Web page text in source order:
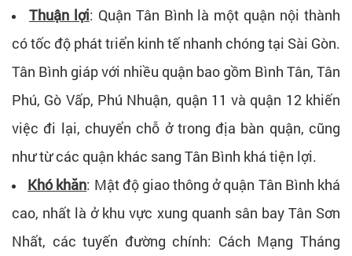
Thuận lợi: Quận Tân Bình là một quận nội thành
có tốc độ phát triển kinh tế nhanh chóng tại Sài Gòn.
Tân Bình giáp với nhiều quận bao gồm Bình Tân, Tân
Phú, Gò Vấp, Phú Nhuận, quận 11 và quận 12 khiến
việc đi lại, chuyển chỗ ở trong địa bàn quận, cũng
như từ các quận khác sang Tân Bình khá tiện lợi.
Khó khăn: Mật độ giao thông ở quận Tân Bình khá
cao, nhất là ở khu vực xung quanh sân bay Tân Sơn
Nhất, các tuyến đường chính: Cách Mạng Tháng